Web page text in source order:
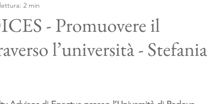
- Promuovere il
l’università - Stefania
2 min